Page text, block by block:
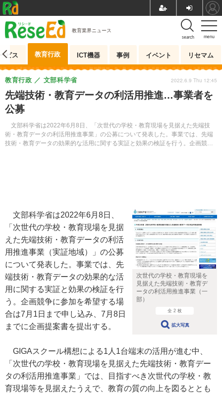
menu
search
教育業界ニュース
ビス 教育行政 ICT機器 事例 イベント リセマム
先端技術・教育データの利活用推進…事業者を
公募
文部科学省は2022年6月8日、「次世代の学校・教育現場を見据えた先端技
術・教育データの利活用推進事業」の公募について発表した。事業では、先端
技術・教育データの効果的な活用に関する実証と効果の検証を行う。企画競争
教育行政 文部科学省 2022.6.9 Thu 12:45
次世代の学校・教育現場を
見据えた先端技術・教育デ
ータの利活用推進事業（一
部）
全 2 枚
拡大写真
文部科学省は2022年6月8日、
「次世代の学校・教育現場を見据
えた先端技術・教育データの利活
用推進事業（実証地域）」の公募
について発表した。事業では、先
端技術・教育データの効果的な活
用に関する実証と効果の検証を行
う。企画競争に参加を希望する場
合は7月1日まで申し込み、7月8日
までに企画提案書を提出する。
GIGAスクール構想による1人1台端末の活用が進む中、
「次世代の学校・教育現場を見据えた先端技術・教育デー
タの利活用推進事業」では、目指すべき次世代の学校・教
育現場等を見据えたうえで、教育の質の向上を図るととも